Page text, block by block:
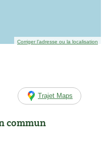
Corriger l’adresse ou la localisation
Trajet Maps
commun